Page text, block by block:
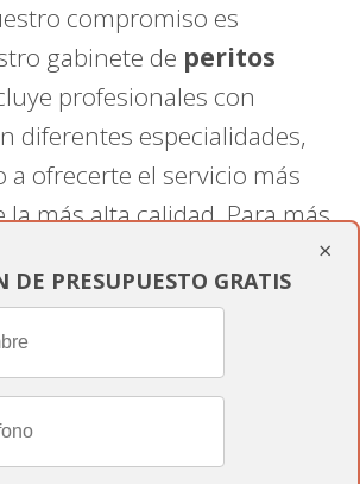
compromiso es
gabinete de peritos
profesionales con
diferentes especialidades,
a ofrecerte el servicio más
la más alta calidad. Para más
en Getafe, contáctanos en
está listo para ofrecerte el
y personalizado que
×
DE PRESUPUESTO GRATIS